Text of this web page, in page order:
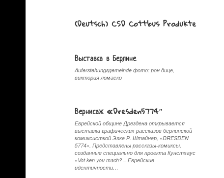
(Deutsch) CSD Cottbus Produkte
Выставка в Берлине
Auferstehungsgemeinde фото: рон дице,
виктория ломаско
Вернисаж «Dresden5774″
Еврейской общине Дрездена открывается
выставка графических рассказов берлинской
комиксисткой Элке Р. Штайнер, «DRESDEN
5774». Представлены рассказы-комиксы,
созданные специально для проекта Кунстхаус
«Vot ken you mach? – Еврейские
идентичности…